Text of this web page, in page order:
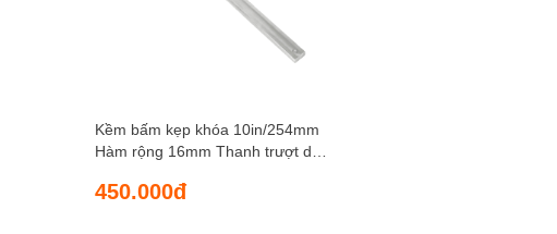
Kềm bấm kẹp khóa 10in/254mm
Hàm rộng 16mm Thanh trượt dài
450.000đ